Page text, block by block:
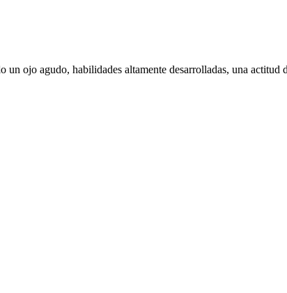
ojo agudo, habilidades altamente desarrolladas, una